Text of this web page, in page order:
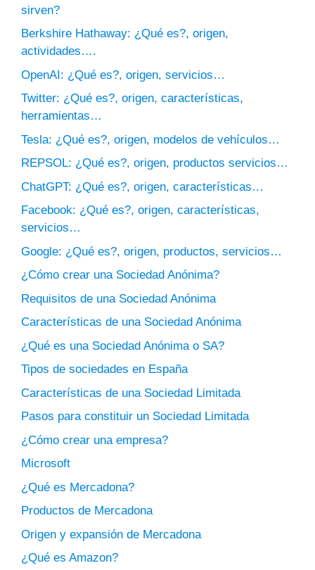
sirven?
Berkshire Hathaway: ¿Qué es?, origen,
actividades….
OpenAI: ¿Qué es?, origen, servicios…
Twitter: ¿Qué es?, origen, características,
herramientas…
Tesla: ¿Qué es?, origen, modelos de vehículos…
REPSOL: ¿Qué es?, origen, productos servicios…
ChatGPT: ¿Qué es?, origen, características…
Facebook: ¿Qué es?, origen, características,
servicios…
Google: ¿Qué es?, origen, productos, servicios…
¿Cómo crear una Sociedad Anónima?
Requisitos de una Sociedad Anónima
Características de una Sociedad Anónima
¿Qué es una Sociedad Anónima o SA?
Tipos de sociedades en España
Características de una Sociedad Limitada
Pasos para constituir un Sociedad Limitada
¿Cómo crear una empresa?
Microsoft
¿Qué es Mercadona?
Productos de Mercadona
Origen y expansión de Mercadona
¿Qué es Amazon?